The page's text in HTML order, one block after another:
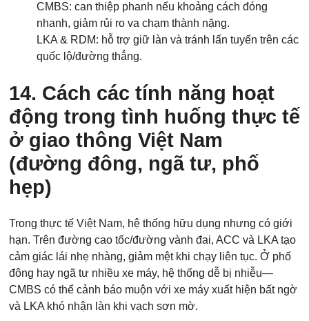
CMBS: can thiệp phanh nếu khoảng cách đóng
nhanh, giảm rủi ro va chạm thành nặng.
LKA & RDM: hỗ trợ giữ làn và tránh lấn tuyến trên các
quốc lộ/đường thẳng.
14. Cách các tính năng hoạt
động trong tình huống thực tế
ở giao thông Việt Nam
(đường đông, ngã tư, phố
hẹp)
Trong thực tế Việt Nam, hệ thống hữu dụng nhưng có giới
hạn. Trên đường cao tốc/đường vành đai, ACC và LKA tạo
cảm giác lái nhẹ nhàng, giảm mệt khi chạy liên tục. Ở phố
đông hay ngã tư nhiều xe máy, hệ thống dễ bị nhiễu—
CMBS có thể cảnh báo muộn với xe máy xuất hiện bất ngờ
và LKA khó nhận làn khi vạch sơn mờ.